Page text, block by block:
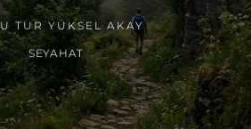
TUR YÜKSEL AKAY
SEYAHAT